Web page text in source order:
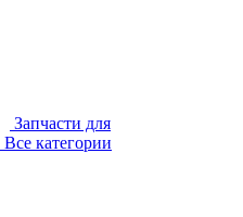
Запчасти для
Все категории